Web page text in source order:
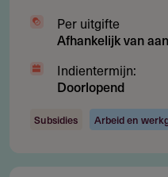
Bedrag per aanvraag
Bedrijven kunnen een
750.000​.
Per uitgifte
Afhankelijk van
Indientermijn:
Doorlopend
Subsidies Arbeid en